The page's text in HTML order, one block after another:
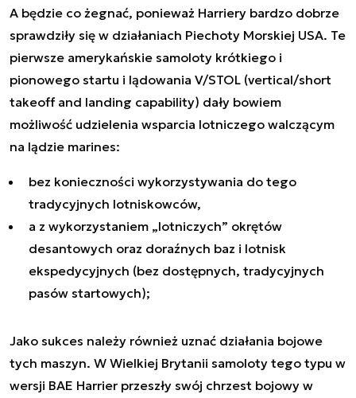
A będzie co żegnać, ponieważ Harriery bardzo dobrze
sprawdziły się w działaniach Piechoty Morskiej USA. Te
pierwsze amerykańskie samoloty krótkiego i
pionowego startu i lądowania V/STOL (vertical/short
takeoff and landing capability) dały bowiem
możliwość udzielenia wsparcia lotniczego walczącym
na lądzie marines:
bez konieczności wykorzystywania do tego
tradycyjnych lotniskowców,
a z wykorzystaniem „lotniczych” okrętów
desantowych oraz doraźnych baz i lotnisk
ekspedycyjnych (bez dostępnych, tradycyjnych
pasów startowych);
Jako sukces należy również uznać działania bojowe
tych maszyn. W Wielkiej Brytanii samoloty tego typu w
wersji BAE Harrier przeszły swój chrzest bojowy w